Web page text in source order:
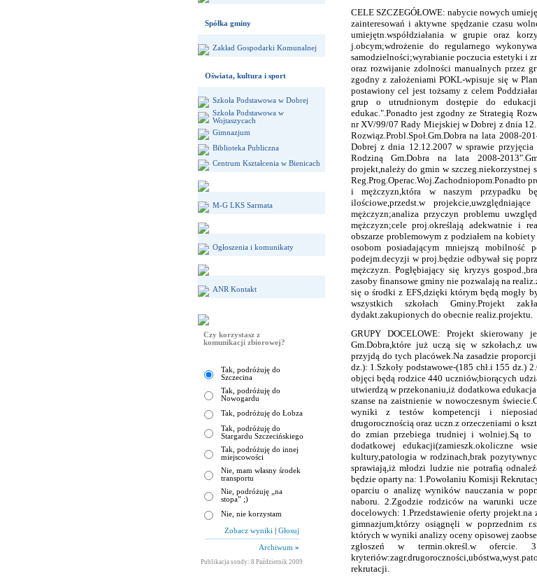
Spółka gminy
Zakład Gospodarki Komunalnej
Oświata, kultura i sport
Szkoła Podstawowa w Dobrej
Szkoła Podstawowa w
Wojtaszycach
Gimnazjum
Biblioteka Publiczna
Centrum Kształcenia w Bienicach
M-G LKS Sarmata
Ogłoszenia i komunikaty
ANR Kontakt
Czy korzystasz z
komunikacji zbiorowej?
Tak, podróżuję do
Szczecina
Tak, podróżuję do
Nowogardu
Tak, podróżuję do Łobza
Tak, podróżuję do
Stargardu Szczecińskiego
Tak, podróżuję do innej
miejscowości
Nie, mam własny środek
transportu
Nie, podróżuję „na
stopa” ;)
Nie, nie korzystam
Zobacz wyniki Głosuj
Archiwum »
Publikacja sondy: 8 Październik 2009
CELE SZCZEGÓŁOWE: nabycie nowych
zainteresowań i aktywne spędzanie czasu
umiejętn.współdziałania w grupie oraz
j.obcym;wdrożenie do regularnego
samodzielności;wyrabianie poczucia estetyki i
oraz rozwijanie zdolności manualnych przez
zgodny z założeniami POKL-wpisuje się w
postawiony cel jest tożsamy z celem
grup o utrudnionym dostępie do
edukac.".Ponadto jest zgodny ze Strategią
nr XV/99/07 Rady Miejskiej w Dobrej z dnia
Rozwiąz.Probl.Społ.Gm.Dobra na lata 2008-
Dobrej z dnia 12.12.2007 w sprawie
Rodziną Gm.Dobra na lata 2008-
projekt,należy do gmin w szczeg.niekorzystnej
Reg.Prog.Operac.Woj.Zachodniopom.Ponadto
i mężczyzn,która w naszym przypadku
ilościowe,przedst.w
mężczyzn;analiza przyczyn problemu
mężczyzn;cele proj.określają adekwatnie i
obszarze problemowym z podziałem na
osobom posiadającym mniejszą mobilność
podejm.decyzji w proj.będzie odbywał się
mężczyzn. Pogłębiający się kryzys
zasoby finansowe gminy nie pozwalają na
się o środki z EFS,dzięki którym będą mogły
wszystkich szkołach Gminy.Projekt
dydakt.zakupionych do obecnie realiz.projektu.
GRUPY DOCELOWE: Projekt skierowany
Gm.Dobra,które już uczą się w szkołach,z
przyjdą do tych placówek.Na zasadzie
dz.): 1.Szkoły podstawowe-(185 chł.i 155 dz.)
objęci będą rodzice 440 uczniów,biorących
utwierdzą w przekonaniu,iż dodatkowa
szanse na zaistnienie w nowoczesnym
wyniki z testów kompetencji i
drugorocznością oraz uczn.z orzeczeniami o
do zmian przebiega trudniej i wolniej.Są to
dodatkowej edukacji(zamieszk.okoliczne
kultury,patologia w rodzinach,brak
sprawiają,iż młodzi ludzie nie potrafią
będzie oparty na: 1.Powołaniu Komisji
oparciu o analizę wyników nauczania w
naboru. 2.Zgodzie rodziców na warunki
docelowych: 1.Przedstawienie oferty
gimnazjum,którzy osiągnęli w poprzednim
których w wyniki analizy oceny opisowej
zgłoszeń w termin.określ.w ofercie.
rekrutacji.